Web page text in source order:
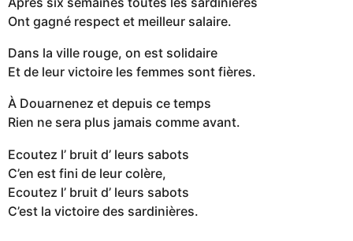
Ont gagné respect et meilleur salaire.
Dans la ville rouge, on est solidaire
Et de leur victoire les femmes sont fières.
À Douarnenez et depuis ce temps
Rien ne sera plus jamais comme avant.
Ecoutez l’ bruit d’ leurs sabots
C’en est fini de leur colère,
Ecoutez l’ bruit d’ leurs sabots
C’est la victoire des sardinières.